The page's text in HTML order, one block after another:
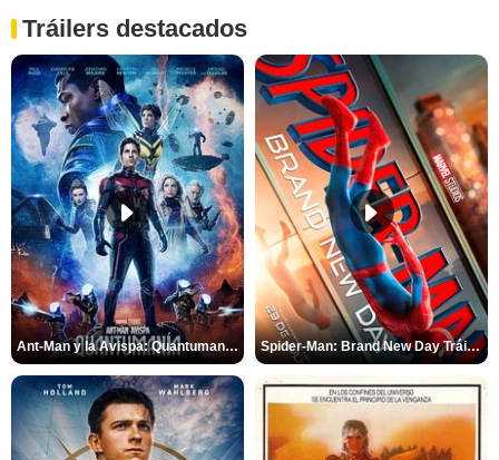
Tráilers destacados
Ant-Man y la Avispa: Quantumanía Tráiler (2) Spider-Man: Brand New Day Tráiler (3)